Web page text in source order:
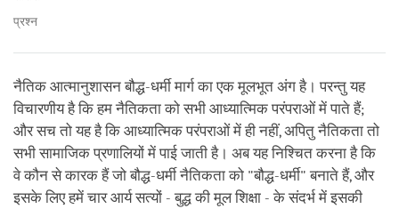
प्रश्न
नैतिक आत्मानुशासन बौद्ध-धर्मी मार्ग का एक मूलभूत अंग है। परन्तु यह
विचारणीय है कि हम नैतिकता को सभी आध्यात्मिक परंपराओं में पाते हैं;
और सच तो यह है कि आध्यात्मिक परंपराओं में ही नहीं, अपितु नैतिकता तो
सभी सामाजिक प्रणालियों में पाई जाती है। अब यह निश्चित करना है कि
वे कौन से कारक हैं जो बौद्ध-धर्मी नैतिकता को "बौद्ध-धर्मी" बनाते हैं, और
इसके लिए हमें चार आर्य सत्यों - बुद्ध की मूल शिक्षा - के संदर्भ में इसकी